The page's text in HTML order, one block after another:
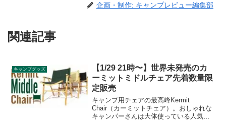
企画・制作: キャンプレビュー編集部
関連記事
キャンプグッズ
【1/29 21時〜】世界未発売のカ
ーミットミドルチェア先着数量限
定販売
キャンプ用チェアの最高峰Kermit
Chair（カーミットチェア）。おしゃれな
キャンパーさんは大体使っている人気の